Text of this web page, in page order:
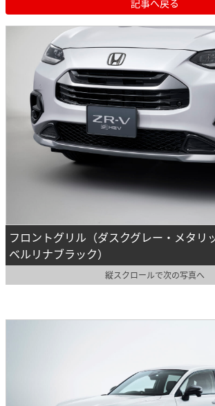
フロントグリル（ダスクグレー・メタリ
ベルリナブラック）
縦スクロールで次の写真へ